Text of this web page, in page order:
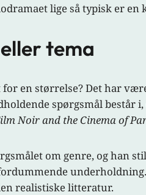
lige så typisk er en
tema
for en størrelse? Det har
spørgsmål
Noir and the Cinema of
om genre, og han
realistiske litteratur.